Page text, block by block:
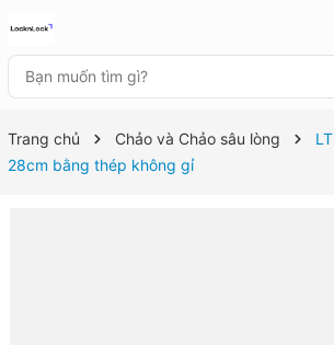
Trang chủ Chảo và Chảo sâu lòng
28cm bằng thép không gỉ